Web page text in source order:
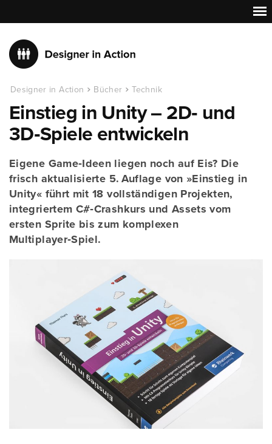
Designer in Action Bücher Technik
Einstieg in Unity – 2D‑ und
3D‑Spiele entwickeln
Eigene Game‑Ideen liegen noch auf Eis? Die
frisch aktualisierte 5. Auflage von »Einstieg in
Unity« führt mit 18 vollständigen Projekten,
integriertem C#‑Crashkurs und Assets vom
ersten Sprite bis zum komplexen
Multiplayer‑Spiel.